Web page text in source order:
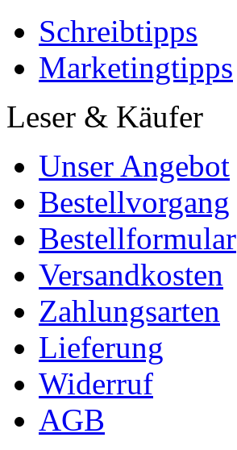
Schreibtipps
Marketingtipps
Leser & Käufer
Unser Angebot
Bestellvorgang
Bestellformular
Versandkosten
Zahlungsarten
Lieferung
Widerruf
AGB